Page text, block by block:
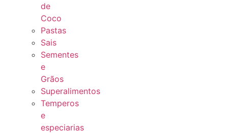
de
Coco
Pastas
Sais
Sementes
e
Grãos
Superalimentos
Temperos
e
especiarias